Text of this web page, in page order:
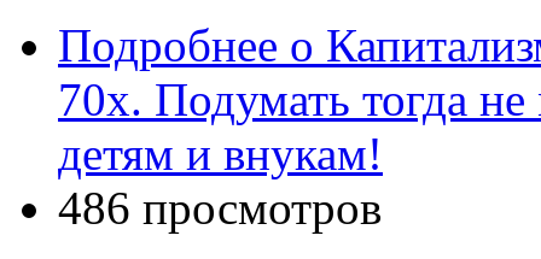
Подробнее о
70х. Подумать тогда
детям и внукам!
486 просмотров